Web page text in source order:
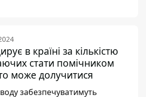
в країні за кількістю
стати помічником
може долучитися
забезпечуватимуть